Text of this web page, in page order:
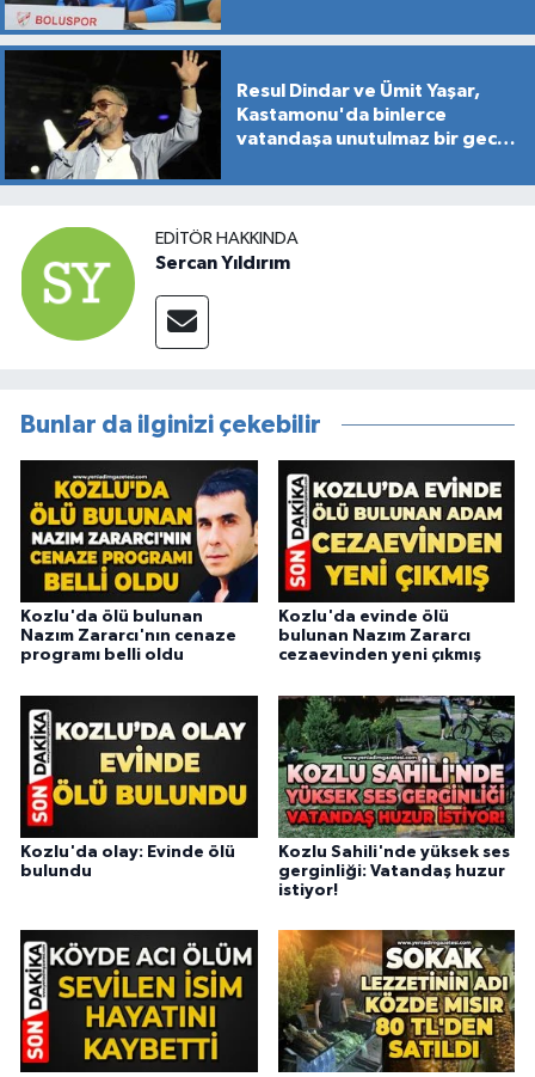
Resul Dindar ve Ümit Yaşar,
Kastamonu'da binlerce
vatandaşa unutulmaz bir gece
EDITÖR HAKKINDA
Sercan Yıldırım
Bunlar da ilginizi çekebilir
Kozlu'da ölü bulunan
Nazım Zararcı'nın cenaze
programı belli oldu
Kozlu'da evinde ölü
bulunan Nazım Zararcı
cezaevinden yeni çıkmış
Kozlu'da olay: Evinde ölü
bulundu
Kozlu Sahili'nde yüksek ses
gerginliği: Vatandaş huzur
istiyor!